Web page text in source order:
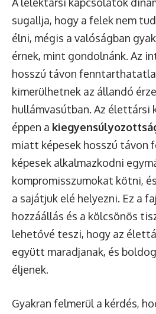
sugallja, hogy a felek nem
élni, mégis a valóságban
érnek, mint gondolnánk. Az
hosszú távon
kimerülhetnek az állandó
hullámvasútban. Az élettársi
éppen a
miatt képesek hosszú távon
képesek alkalmazkodni
kompromisszumokat kötni,
a sajátjuk elé helyezni. Ez a
hozzáállás és a kölcsönös
lehetővé teszi, hogy az
együtt maradjanak, és
éljenek.
Gyakran felmerül a kérdés,